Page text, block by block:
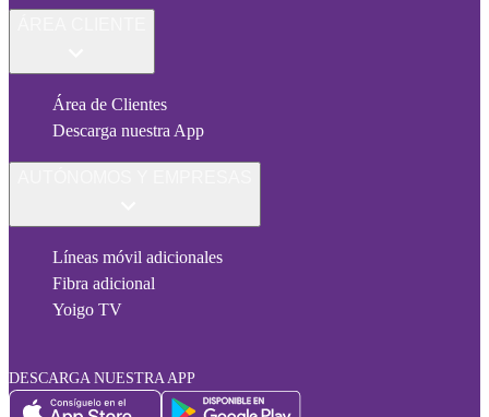
Área de Clientes
Descarga nuestra App
Líneas móvil adicionales
Fibra adicional
Yoigo TV
DESCARGA NUESTRA APP